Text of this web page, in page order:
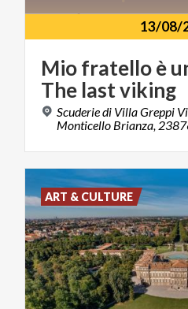
13/08/
Miofratelloè
The lastviking
Scuderie di Villa Greppi
Monticello Brianza,
ART & CULTURE